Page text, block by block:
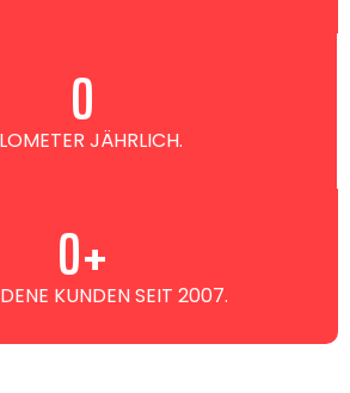
JÄHRLICH.
0
KUNDEN SEIT 2007.
0+